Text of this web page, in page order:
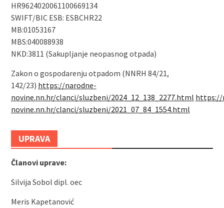
HR9624020061100669134
SWIFT/BIC ESB: ESBCHR22
MB:01053167
MBS:040088938
NKD:3811 (Sakupljanje neopasnog otpada)
Zakon o gospodarenju otpadom (NNRH 84/21,
142/23) https://narodne-
novine.nn.hr/clanci/sluzbeni/2024_12_138_2277.html https://
novine.nn.hr/clanci/sluzbeni/2021_07_84_1554.html
UPRAVA
Članovi uprave:
Silvija Sobol dipl. oec
Meris Kapetanović